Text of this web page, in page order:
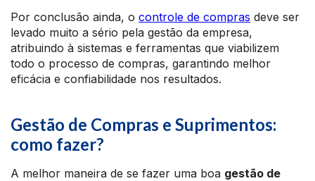
Por conclusão ainda, o controle de compras deve ser
levado muito a sério pela gestão da empresa,
atribuindo à sistemas e ferramentas que viabilizem
todo o processo de compras, garantindo melhor
eficácia e confiabilidade nos resultados.
Gestão de Compras e Suprimentos:
como fazer?
A melhor maneira de se fazer uma boa gestão de